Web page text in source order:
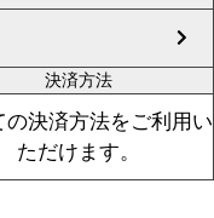
決済方法
の決済方法をご利用い
ただけます。